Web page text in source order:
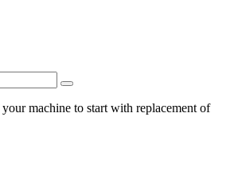
machine to start with replacement of